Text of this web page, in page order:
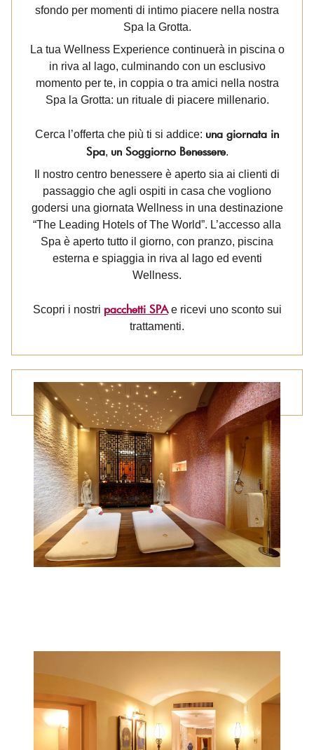
sfondo per momenti di intimo piacere nella nostra
Spa la Grotta.
La tua Wellness Experience continuerà in piscina o
in riva al lago, culminando con un esclusivo
momento per te, in coppia o tra amici nella nostra
Spa la Grotta: un rituale di piacere millenario.
Cerca l’offerta che più ti si addice: una giornata in
Spa, un Soggiorno Benessere.
Il nostro centro benessere è aperto sia ai clienti di
passaggio che agli ospiti in casa che vogliono
godersi una giornata Wellness in una destinazione
“The Leading Hotels of The World”. L’accesso alla
Spa è aperto tutto il giorno, con pranzo, piscina
esterna e spiaggia in riva al lago ed eventi
Wellness.
Scopri i nostri pacchetti SPAe ricevi uno sconto sui
trattamenti.